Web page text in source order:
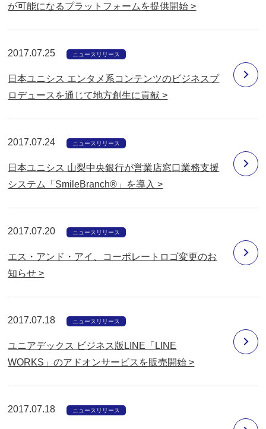
が可能になるプラットフォームを提供開始 >
2017.07.25 ニュースリリース
日本ユニシス エンタメ系コンテンツのビジネスプ
ロデュースを通じて地方創生に貢献 >
2017.07.24 ニュースリリース
日本ユニシス 山梨中央銀行が営業店窓口業務支援
システム「SmileBranch®」を導入 >
2017.07.20 ニュースリリース
エス・アンド・アイ、コーポレートロゴ変更のお
知らせ >
2017.07.18 ニュースリリース
ユニアデックス ビジネス版LINE「LINE
WORKS」のアドオンサービスを販売開始 >
2017.07.18 ニュースリリース